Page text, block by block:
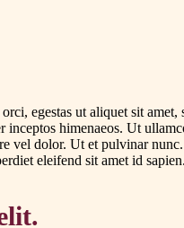
egestas ut aliquet sit
himenaeos. Ut
vel dolor. Ut et pulvinar
eleifend sit amet id sapien.